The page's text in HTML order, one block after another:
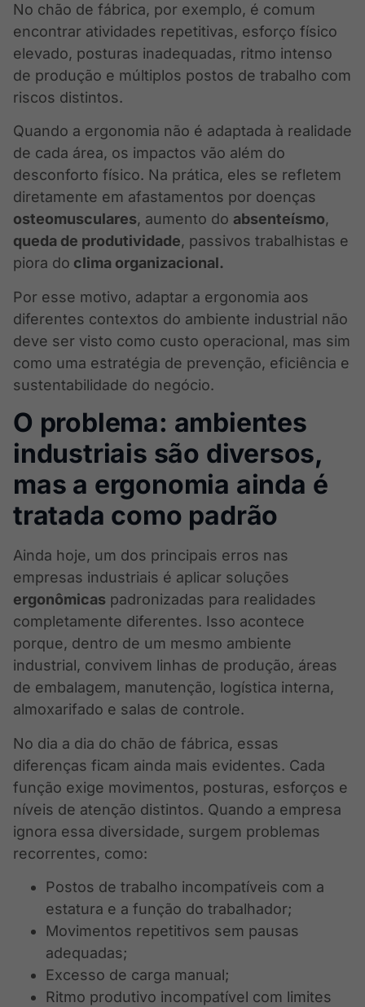
No chão de fábrica, por exemplo, é comum
encontrar atividades repetitivas, esforço físico
elevado, posturas inadequadas, ritmo intenso
de produção e múltiplos postos de trabalho com
riscos distintos.
Quando a ergonomia não é adaptada à realidade
de cada área, os impactos vão além do
desconforto físico. Na prática, eles se refletem
diretamente em afastamentos por doenças
osteomusculares, aumento do absenteísmo,
queda de produtividade, passivos trabalhistas e
piora do clima organizacional.
Por esse motivo, adaptar a ergonomia aos
diferentes contextos do ambiente industrial não
deve ser visto como custo operacional, mas sim
como uma estratégia de prevenção, eficiência e
sustentabilidade do negócio.
O problema: ambientes
industriais são diversos,
mas a ergonomia ainda é
tratada como padrão
Ainda hoje, um dos principais erros nas
empresas industriais é aplicar soluções
ergonômicas padronizadas para realidades
completamente diferentes. Isso acontece
porque, dentro de um mesmo ambiente
industrial, convivem linhas de produção, áreas
de embalagem, manutenção, logística interna,
almoxarifado e salas de controle.
No dia a dia do chão de fábrica, essas
diferenças ficam ainda mais evidentes. Cada
função exige movimentos, posturas, esforços e
níveis de atenção distintos. Quando a empresa
ignora essa diversidade, surgem problemas
recorrentes, como:
Postos de trabalho incompatíveis com a
estatura e a função do trabalhador;
Movimentos repetitivos sem pausas
adequadas;
Excesso de carga manual;
Ritmo produtivo incompatível com limites